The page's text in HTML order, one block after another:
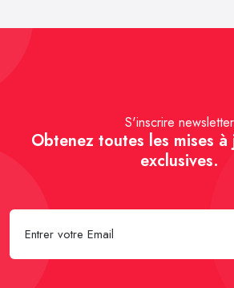
S'inscrire newsletter
Obtenez toutes les mises
exclusives.